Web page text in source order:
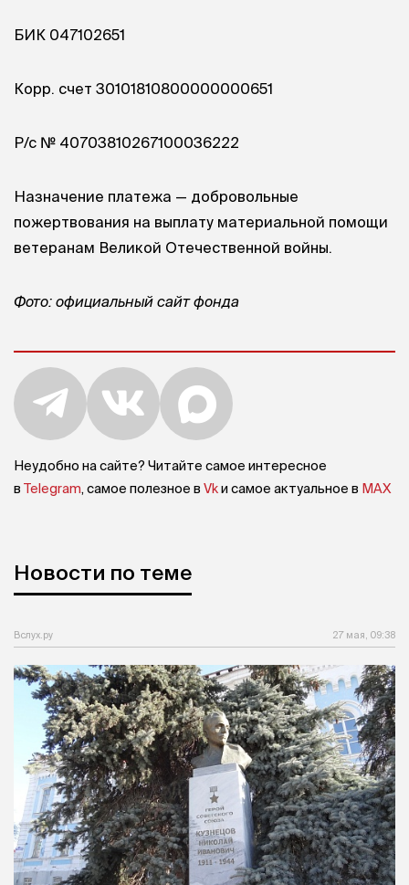
БИК 047102651
Корр. счет 30101810800000000651
Р/с № 40703810267100036222
Назначение платежа — добровольные
пожертвования на выплату материальной помощи
ветеранам Великой Отечественной войны.
Фото: официальный сайт фонда
Неудобно на сайте? Читайте самое интересное
в Telegram, самое полезное в Vkи самое актуальное в MAX
Новости по теме
Вслух.ру 27 мая, 09:38